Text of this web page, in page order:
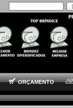
ORÇAMENTO